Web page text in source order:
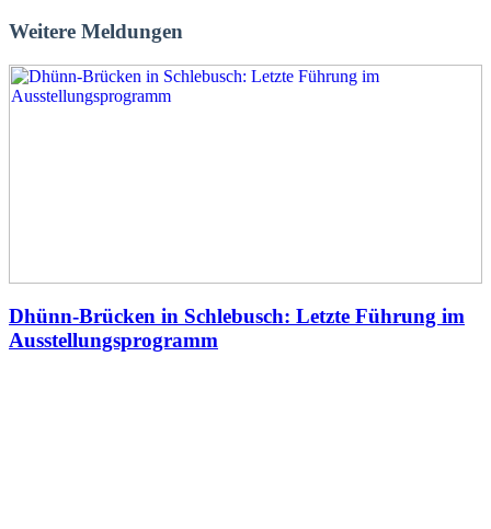
Weitere Meldungen
Dhünn-Brücken in Schlebusch: Letzte Führung im
Ausstellungsprogramm